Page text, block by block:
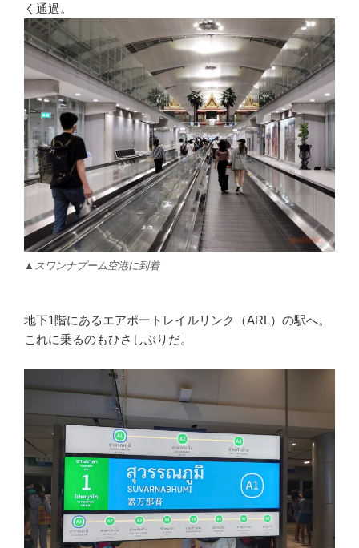
く通過。
▲スワンナプーム空港に到着
地下1階にあるエアポートレイルリンク（ARL）の駅へ。
これに乗るのもひさしぶりだ。